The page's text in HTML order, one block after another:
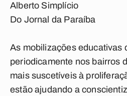
Alberto Simplício
Do Jornal da Paraíba
As mobilizações educativas
periodicamente nos bairros
mais suscetíveis à
estão ajudando a